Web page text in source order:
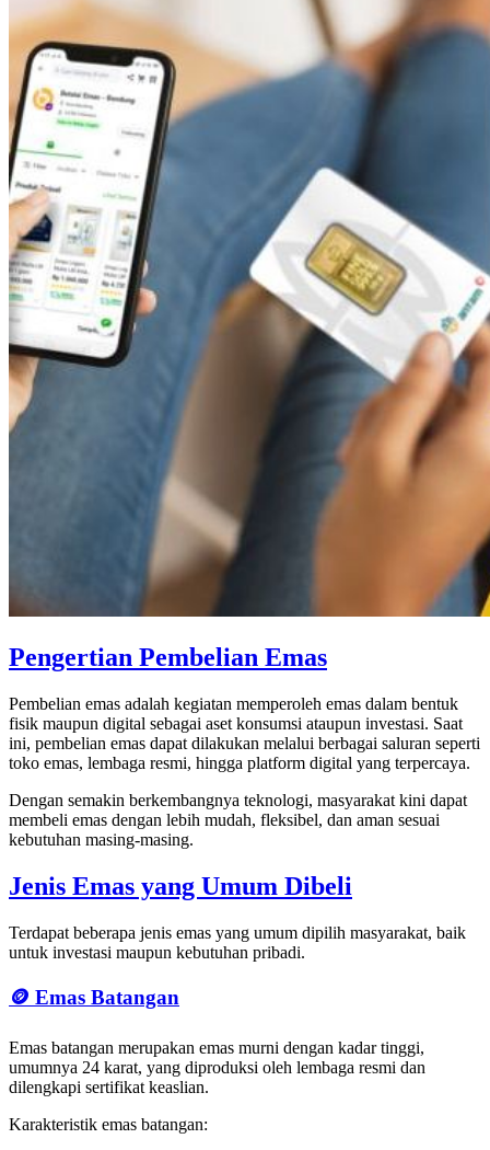
Pengertian Pembelian Emas
Pembelian emas adalah kegiatan memperoleh emas dalam bentuk
fisik maupun digital sebagai aset konsumsi ataupun investasi. Saat
ini, pembelian emas dapat dilakukan melalui berbagai saluran seperti
toko emas, lembaga resmi, hingga platform digital yang terpercaya.
Dengan semakin berkembangnya teknologi, masyarakat kini dapat
membeli emas dengan lebih mudah, fleksibel, dan aman sesuai
kebutuhan masing-masing.
Jenis Emas yang Umum Dibeli
Terdapat beberapa jenis emas yang umum dipilih masyarakat, baik
untuk investasi maupun kebutuhan pribadi.
🪙 Emas Batangan
Emas batangan merupakan emas murni dengan kadar tinggi,
umumnya 24 karat, yang diproduksi oleh lembaga resmi dan
dilengkapi sertifikat keaslian.
Karakteristik emas batangan: